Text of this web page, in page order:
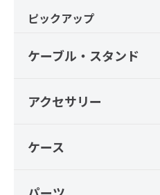
ピックアップ
ケーブル・スタンド
アクセサリー
ケース